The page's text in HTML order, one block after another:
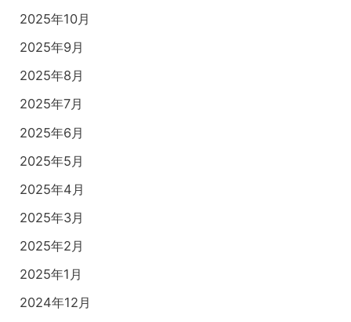
2025年10月
2025年9月
2025年8月
2025年7月
2025年6月
2025年5月
2025年4月
2025年3月
2025年2月
2025年1月
2024年12月